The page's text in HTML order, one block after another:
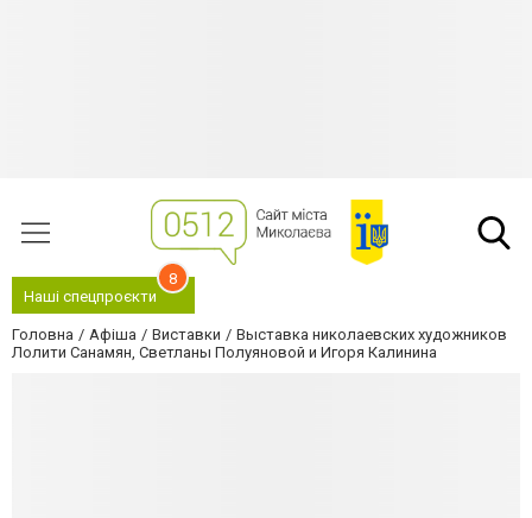
Наші спецпроєкти
8
Головна Афіша Виставки
Выставка николаевских художников
Лолити Санамян, Светланы Полуяновой и Игоря Калинина